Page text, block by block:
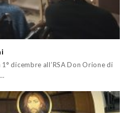
dicembre all’RSA Don Orione di